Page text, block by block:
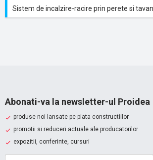
Sistem de incalzire-racire prin perete si tavan
Abonati-va la newsletter-ul Proidea
produse noi lansate pe piata constructiilor
promotii si reduceri actuale ale producatorilor
expozitii, conferinte, cursuri